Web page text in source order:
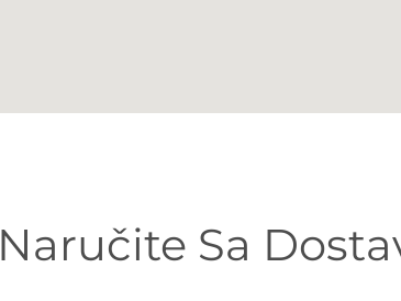
Naručite Sa